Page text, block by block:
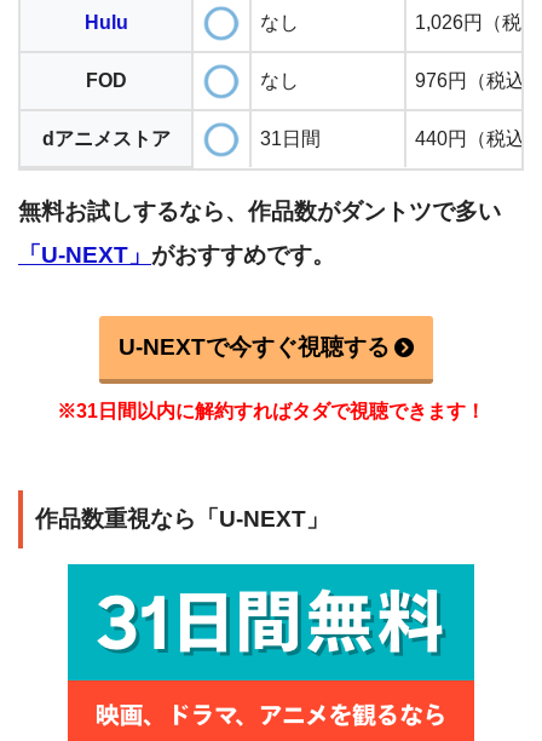
Hulu なし 1,026円（税
FOD なし 976円（税込
dアニメストア 31日間 440円（税込
無料お試しするなら、作品数がダントツで多い
「U-NEXT」 がおすすめです。
U-NEXTで今すぐ視聴する
※31日間以内に解約すればタダで視聴できます！
作品数重視なら「U-NEXT」